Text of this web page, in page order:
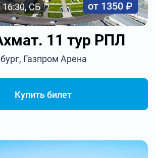
16:30, СБ от 1350 ₽
11 тур РПЛ
Газпром Арена
Купить билет